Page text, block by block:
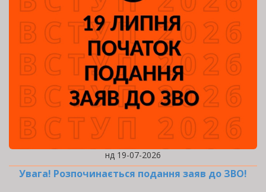
нд 19-07-2026
Увага! Розпочинається подання заяв до ЗВО!